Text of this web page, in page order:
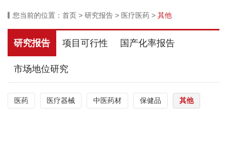
您当前的位置： 首页 > 研究报告 > 医疗医药 > 其他
研究报告 项目可行性 国产化率报告
市场地位研究
医药 医疗器械 中医药材 保健品 其他